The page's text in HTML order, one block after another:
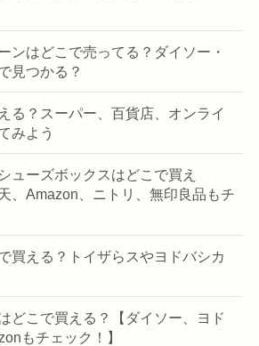
ンはどこで売ってる？ダイソー・
見つかる？
る？スーパー、百貨店、オンライ
みよう
ューズボックスはどこで買え
、Amazon、ニトリ、無印良品もチ
買える？トイザらスやヨドバシカ
どこで買える？【ダイソー、ヨド
もチェック！】